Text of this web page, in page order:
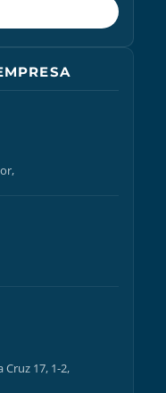
17, 1-2,